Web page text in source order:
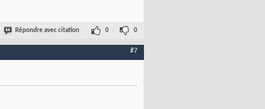
Répondre avec citation 0 0
#7